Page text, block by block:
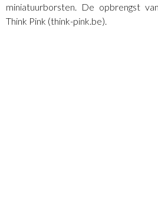
miniatuurborsten. De opbrengst
Think Pink (think-pink.be).